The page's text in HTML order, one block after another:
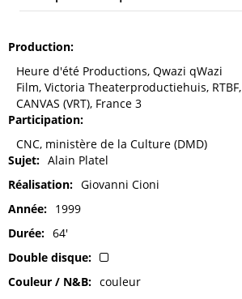
Production
Heure d'été Productions, Qwazi qWazi
Film, Victoria Theaterproductiehuis, RTBF,
CANVAS (VRT), France 3
Participation
CNC, ministère de la Culture (DMD)
Sujet
Alain Platel
Réalisation
Giovanni Cioni
Année
1999
Durée
64'
Double disque
Couleur / N&B
couleur